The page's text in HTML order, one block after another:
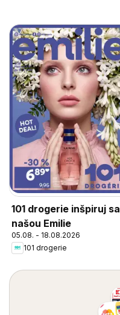
101 drogerie inšpiruj sa
našou Emilie
05.08. - 18.08.2026
101 drogerie